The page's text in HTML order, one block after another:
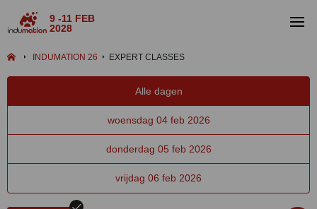
9 -11 FEB
2028
INDUMATION 26 EXPERT CLASSES
Alle dagen
woensdag 04 feb 2026
donderdag 05 feb 2026
vrijdag 06 feb 2026